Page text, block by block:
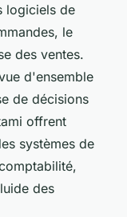
logiciels de
le
des ventes.
d'ensemble
de décisions
offrent
systèmes de
des